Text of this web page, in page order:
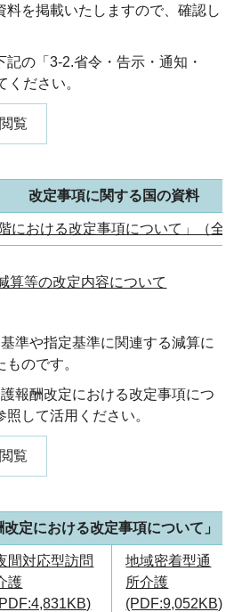
料を掲載いたしますので、確認し
の「3-2.省令・告示・通知・
ください。
覧
改定事項に関する国の資料
における改定事項について」（全
算等の改定内容について
準や指定基準に関連する減算に
のです。
報酬改定における改定事項につ
して活用ください。
覧
改定における改定事項について」
間対応型訪問
護
地域密着型通
所介護
(PDF:9,052KB)